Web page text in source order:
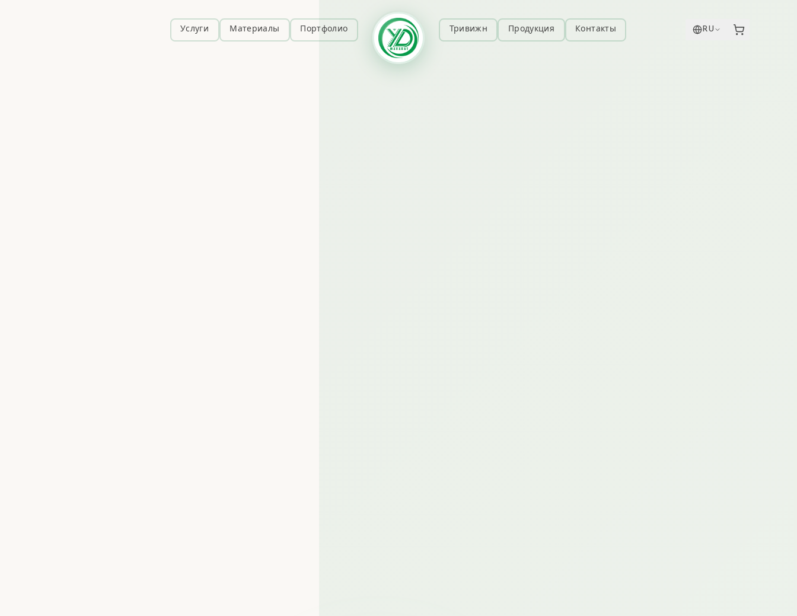
Услуги Материалы Портфолио Тривижн Продукция Контакты RU